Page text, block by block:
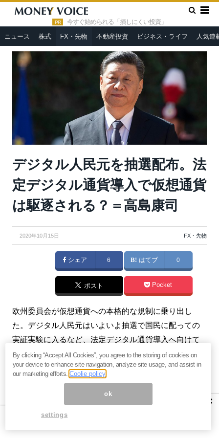
PR 今すぐ始められる「損しにくい投資」
ニュース 株式 FX・先物 不動産投資 ビジネス・ライフ 人気連
HOME » FX・先物 »
デジタル人民元を抽選配布。法定デジタ
ル通貨導入で仮想通貨は駆逐される？＝高島康司
デジタル人民元を抽選配布。法
定デジタル通貨導入で仮想通貨
は駆逐される？＝高島康司
2020年10月15日 FX・先物
シェア 6 はてブ 0
ポスト Pocket
欧州委員会が仮想通貨への本格的な規制に乗り出し
た。デジタル人民元はいよいよ抽選で国民に配っての
実証実験に入るなど、法定デジタル通貨導入へ向けて
世界は大きく動いている。それに向けてビットコイン
やリブラなどの仮想通貨を規制しておこうという狙い
ヤスの第四次産業革命とブロックチェーン
※有料メルマガ『
ーン』好評配信中。ご興味をお持ちの方はぜひこの機
×
By clicking “Accept All Cookies”, you agree to the storing of cookies on
your device to enhance site navigation, analyze site usage, and assist in
our marketing efforts.Coolie policy
ok
settings